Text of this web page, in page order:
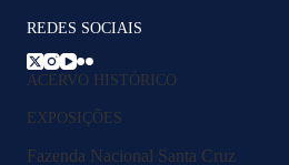
REDES SOCIAIS
ACERVO HISTÓRICO
EXPOSIÇÕES
Fazenda Nacional Santa Cruz